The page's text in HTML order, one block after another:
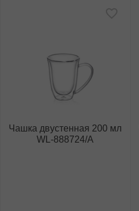
Чашка двустенная 200 мл
WL‑888724/A